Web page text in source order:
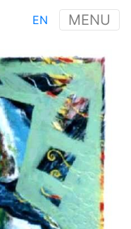
MENU
EN